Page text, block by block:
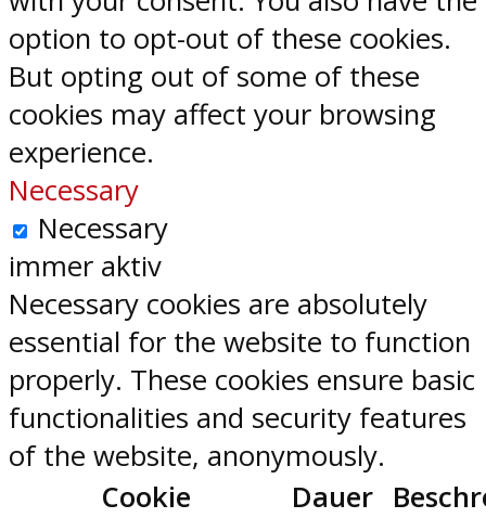
option to opt-out of these cookies.
But opting out of some of these
cookies may affect your browsing
experience.
Necessary
Necessary
immer aktiv
Necessary cookies are absolutely
essential for the website to function
properly. These cookies ensure basic
functionalities and security features
of the website, anonymously.
Cookie
Dauer